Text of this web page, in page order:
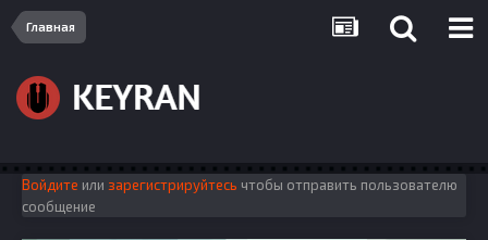
Главная
Войдите или зарегистрируйтесь чтобы отправить пользователю
сообщение